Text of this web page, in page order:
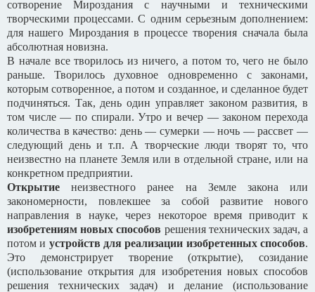
сотворение Мироздания с научными и техническими
творческими процессами. С одним серьезным дополнением:
для нашего Мироздания в процессе творения сначала была
абсолютная новизна.
В начале все творилось из ничего, а потом то, чего не было
раньше. Творилось духовное одновременно с законами,
которым сотворенное, а потом и созданное, и сделанное будет
подчиняться. Так, день один управляет законом развития, в
том числе — по спирали. Утро и вечер — законом перехода
количества в качество: день — сумерки — ночь — рассвет —
следующий день и т.п. А творческие люди творят то, что
неизвестно на планете Земля или в отдельной стране, или на
конкретном предприятии.
Открытие неизвестного ранее на Земле закона или
закономерности, повлекшее за собой развитие нового
направления в науке, через некоторое время приводит к
изобретениям новых способов решения технических задач, а
потом и устройств для реализации изобретенных способов.
Это демонстрирует творение (открытие), созидание
(использование открытия для изобретения новых способов
решения технических задач) и делание (использование